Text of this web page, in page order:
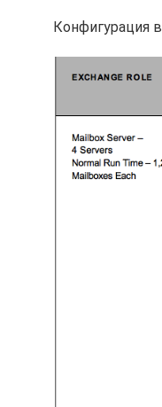
Конфигурация